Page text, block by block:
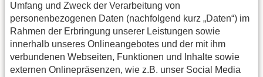
Umfang und Zweck der Verarbeitung von
personenbezogenen Daten (nachfolgend kurz „Daten“) im
Rahmen der Erbringung unserer Leistungen sowie
innerhalb unseres Onlineangebotes und der mit ihm
verbundenen Webseiten, Funktionen und Inhalte sowie
externen Onlinepräsenzen, wie z.B. unser Social Media